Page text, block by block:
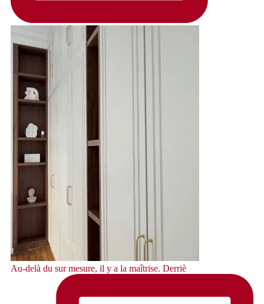
Au-delà du sur mesure, il y a la maîtrise. Derriè